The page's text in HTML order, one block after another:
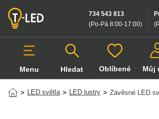
734 543 813
(Po-Pá 8:00-17:00)
Menu Hledat
Hledat v produktech
Oblíbené Můj
> LED světla > LED lustry > Závěsné LED